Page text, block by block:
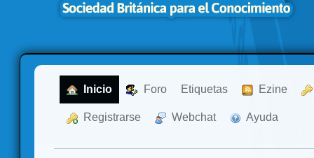
Inicio Foro Etiquetas Ezine
Registrarse Webchat Ayuda